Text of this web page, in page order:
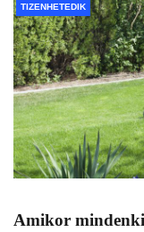
TIZENHETEDIK
Amikor